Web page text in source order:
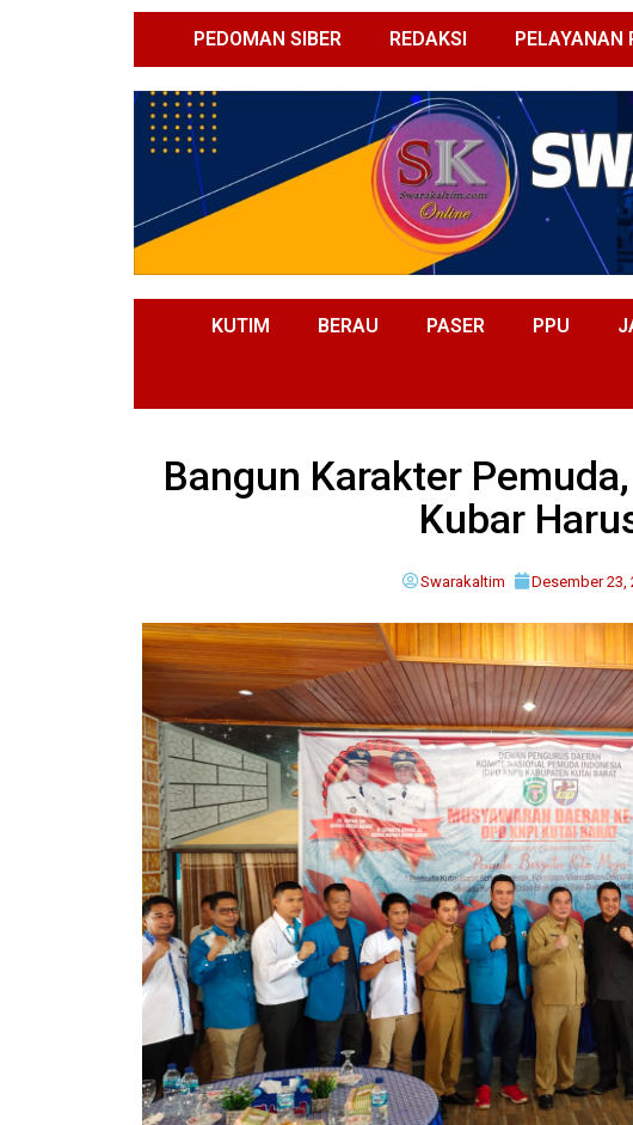
PEDOMAN SIBER REDAKSI PELAYANAN
KUTIM BERAU PASER PPU
Bangun Karakter
Kubar
Swarakaltim Desember 23,